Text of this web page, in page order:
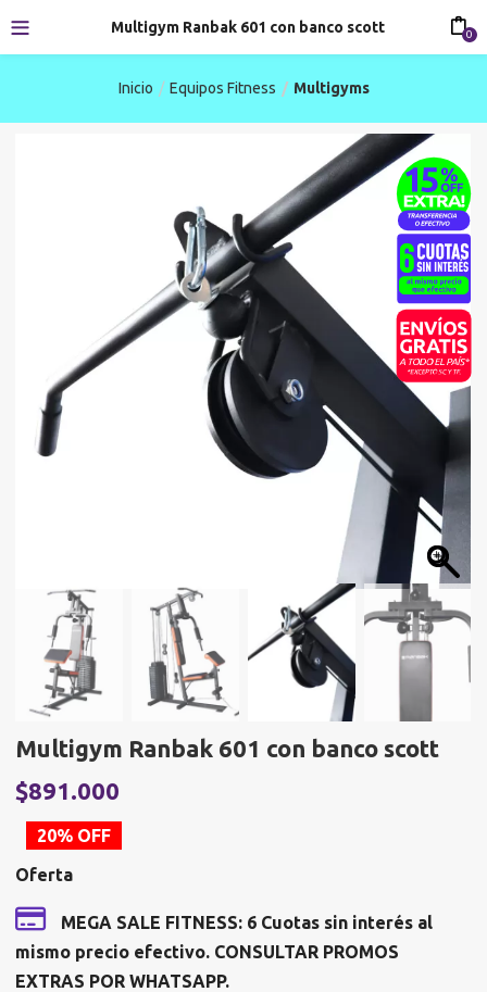
Multigym Ranbak 601 con banco scott 0
Inicio Equipos Fitness Multigyms
Multigym Ranbak 601 con banco scott
El
precio
original
era:
$1.113.750.
$891.000
20% OFF
Oferta
MEGA SALE FITNESS: 6 Cuotas sin interés al
mismo precio efectivo. CONSULTAR PROMOS
EXTRAS POR WHATSAPP.